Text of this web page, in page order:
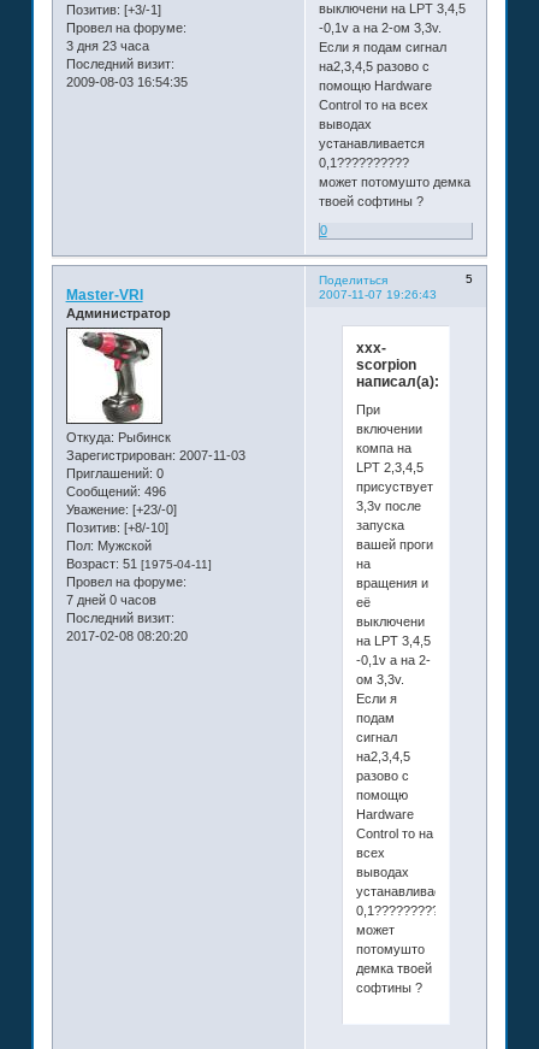
Позитив: [+3/-1]
Провел на форуме:
3 дня 23 часа
Последний визит:
2009-08-03 16:54:35
выключени на LPT 3,4,5
-0,1v а на 2-ом 3,3v.
Если я подам сигнал
на2,3,4,5 разово с
помощю Hardware
Control то на всех
выводах
устанавливается
0,1??????????
может потомушто демка
твоей софтины ?
0
Поделиться
5
2007-11-07 19:26:43
Master-VRI
Администратор
Откуда: Рыбинск
Зарегистрирован: 2007-11-03
Приглашений: 0
Сообщений: 496
Уважение: [+23/-0]
Позитив: [+8/-10]
Пол: Мужской
Возраст: 51 [1975-04-11]
Провел на форуме:
7 дней 0 часов
Последний визит:
2017-02-08 08:20:20
xxx-
scorpion
написал(а):
При
включении
компа на
LPT 2,3,4,5
присуствует
3,3v после
запуска
вашей проги
на
вращения и
её
выключени
на LPT 3,4,5
-0,1v а на 2-
ом 3,3v.
Если я
подам
сигнал
на2,3,4,5
разово с
помощю
Hardware
Control то на
всех
выводах
устанавливается
0,1??????????
может
потомушто
демка твоей
софтины ?